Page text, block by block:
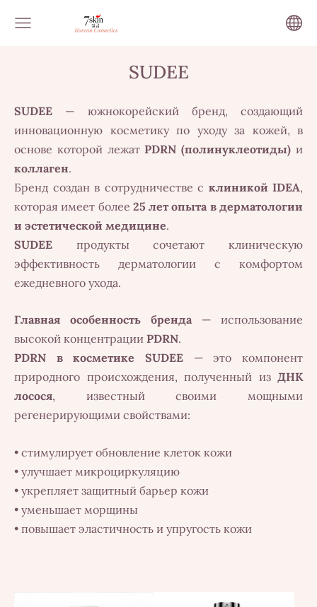
SUDEE
SUDEE — южнокорейский бренд, создающий
инновационную косметику по уходу за кожей, в
основе которой лежатPDRN (полинуклеотиды) и
коллаген.
Бренд создан в сотрудничестве с клиникой IDEA,
которая имеет более 25 лет опыта в дерматологии
и эстетической медицине.
SUDEE продукты сочетают клиническую
эффективность дерматологии с комфортом
ежедневного ухода.
Главная особенность бренда — использование
высокой концентрации PDRN.
PDRN в косметике SUDEE — это компонент
природного происхождения, полученный из ДНК
лосося, известный своими мощными
регенерирующими свойствами:
• стимулирует обновление клеток кожи
• улучшает микроциркуляцию
• укрепляет защитный барьер кожи
• уменьшает морщины
• повышает эластичность и упругость кожи